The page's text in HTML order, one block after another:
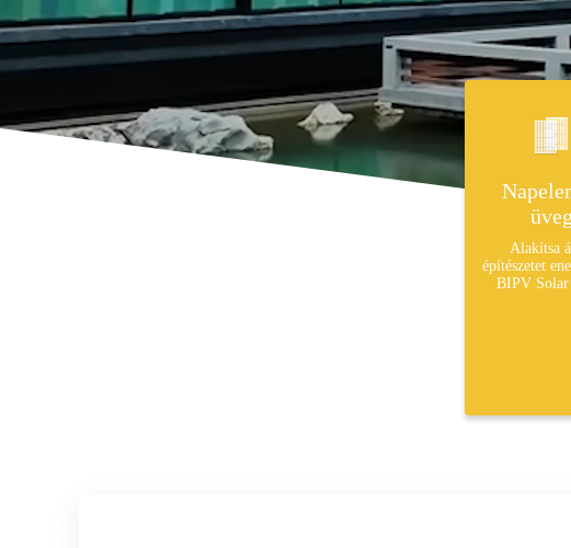
üveg
Alakítsa
építészetet
BIPV Solar